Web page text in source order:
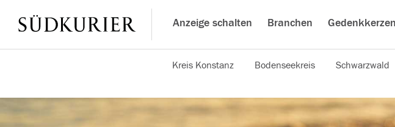
Anzeige schalten Branchen Gedenkkerzen
Kreis Konstanz Bodenseekreis Schwarzwald